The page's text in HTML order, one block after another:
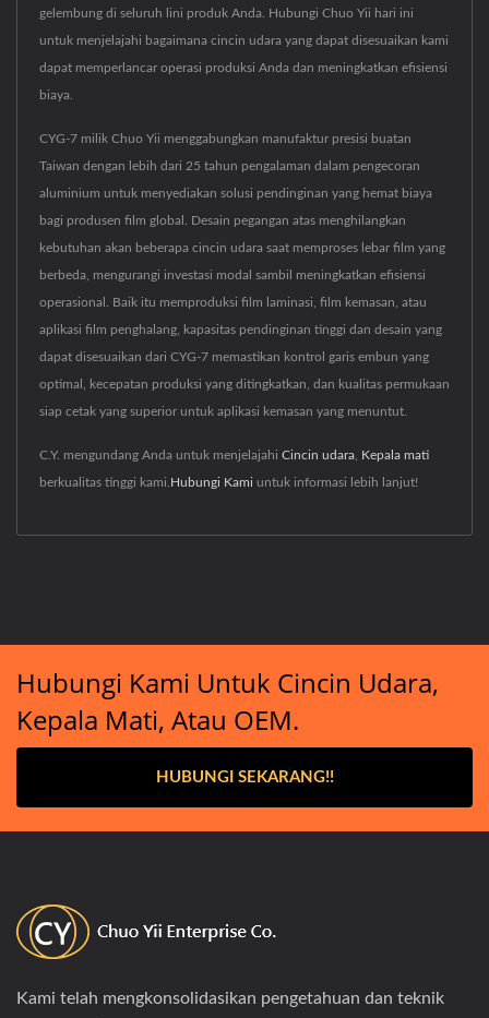
gelembung di seluruh lini produk Anda. Hubungi Chuo Yii hari ini
untuk menjelajahi bagaimana cincin udara yang dapat disesuaikan kami
dapat memperlancar operasi produksi Anda dan meningkatkan efisiensi
biaya.
CYG-7 milik Chuo Yii menggabungkan manufaktur presisi buatan
Taiwan dengan lebih dari 25 tahun pengalaman dalam pengecoran
aluminium untuk menyediakan solusi pendinginan yang hemat biaya
bagi produsen film global. Desain pegangan atas menghilangkan
kebutuhan akan beberapa cincin udara saat memproses lebar film yang
berbeda, mengurangi investasi modal sambil meningkatkan efisiensi
operasional. Baik itu memproduksi film laminasi, film kemasan, atau
aplikasi film penghalang, kapasitas pendinginan tinggi dan desain yang
dapat disesuaikan dari CYG-7 memastikan kontrol garis embun yang
optimal, kecepatan produksi yang ditingkatkan, dan kualitas permukaan
siap cetak yang superior untuk aplikasi kemasan yang menuntut.
C.Y. mengundang Anda untuk menjelajahi Cincin udara Kepala mati
berkualitas tinggi kami. Hubungi Kami untuk informasi lebih lanjut!
Hubungi Kami Untuk Cincin Udara,
Kepala Mati, Atau OEM.
HUBUNGI SEKARANG!!
Kami telah mengkonsolidasikan pengetahuan dan teknik